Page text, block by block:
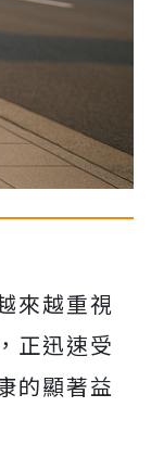
來越重視
正迅速受
的顯著益